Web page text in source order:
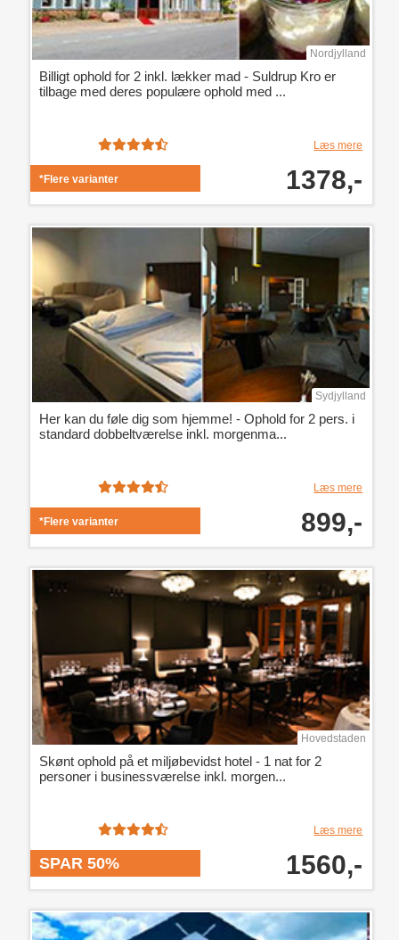
Nordjylland
Billigt ophold for 2 inkl. lækker mad - Suldrup Kro er
tilbage med deres populære ophold med ...
Læs mere
*Flere varianter 1378,-
Sydjylland
Her kan du føle dig som hjemme! - Ophold for 2 pers. i
standard dobbeltværelse inkl. morgenma...
Læs mere
*Flere varianter 899,-
Hovedstaden
Skønt ophold på et miljøbevidst hotel - 1 nat for 2
personer i businessværelse inkl. morgen...
Læs mere
SPAR 50% 1560,-